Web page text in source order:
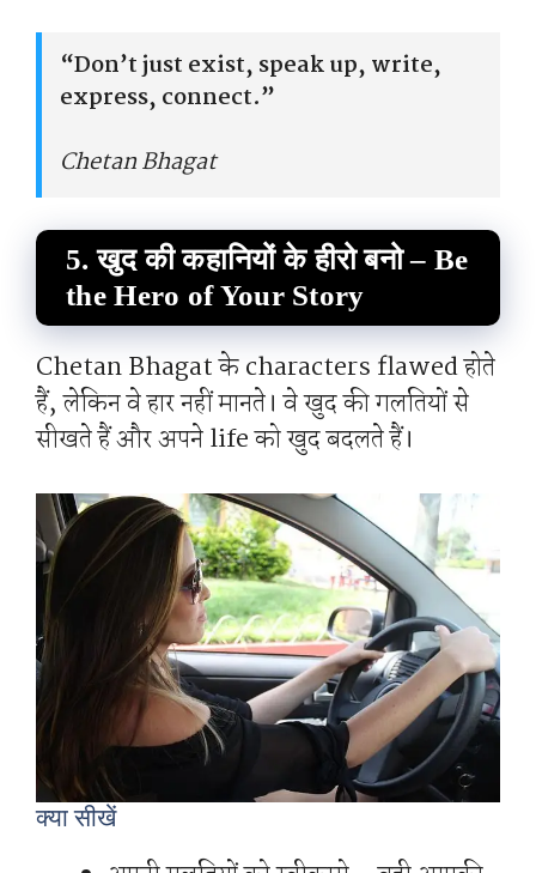
“Don’t just exist, speak up, write,
express, connect.”
Chetan Bhagat
5. खुद की कहानियों के हीरो बनो – Be
the Hero of Your Story
Chetan Bhagat के characters flawed होते
हैं, लेकिन वे हार नहीं मानते। वे खुद की गलतियों से
सीखते हैं और अपने life को खुद बदलते हैं।
क्या सीखें